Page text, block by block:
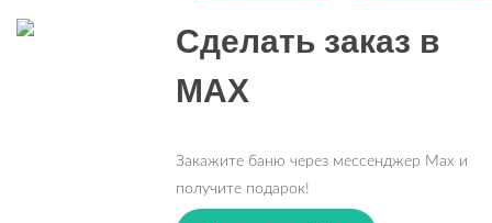
Сделать заказ в
MAX
Закажите баню через мессенджер Max и
получите подарок!